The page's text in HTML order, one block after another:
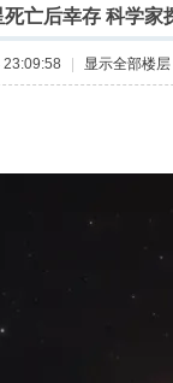
亡后幸存 科学家
显示全部楼层